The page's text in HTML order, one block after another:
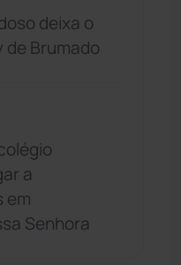
deixa o
de Brumado
a
em
Senhora